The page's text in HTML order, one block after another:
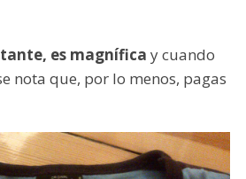
es magnífica y cuando
nota que, por lo menos, pagas